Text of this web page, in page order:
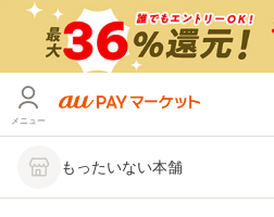
メニュー
もったいない本舗